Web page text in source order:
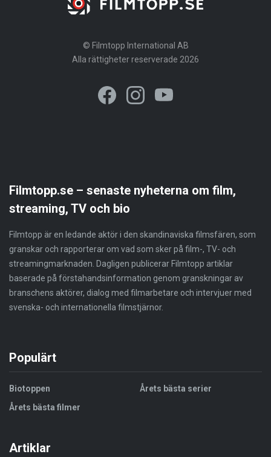
© Filmtopp International AB
Alla rättigheter reserverade 2026
Filmtopp.se – senaste nyheterna om film,
streaming, TV och bio
Filmtopp är en ledande aktör i den skandinaviska filmsfären, som
granskar och rapporterar om vad som sker på film-, TV- och
streamingmarknaden. Dagligen publicerar Filmtopp artiklar
baserade på förstahandsinformation genom granskningar av
branschens aktörer, dialog med filmarbetare och intervjuer med
svenska- och internationella filmstjärnor.
Populärt
Biotoppen
Årets bästa filmer
Årets bästa serier
Artiklar